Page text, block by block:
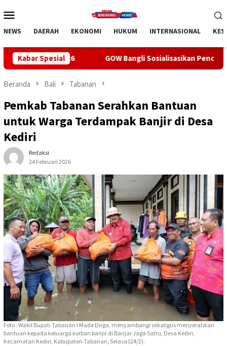
ke
Mobile
NEWS DAERAH EKONOMI HUKUM INTERNASIONAL
Kabar Spesial
GOW Bangli Sosialisasikan Pencegahan Bullying di SMPN
Beranda Bali Tabanan
Pemkab Tabanan Serahkan Bantuan
untuk Warga Terdampak Banjir di Desa
Kediri
Redaksi
24 Februari 2026
Foto : Wakil Bupati Tabanan I Made Dirga, menyambangi sekaligus menyerahkan
bantuan kepada keluarga korban banjir di Banjar Jaga Satru, Desa Kediri,
Kecamatan Kediri, Kabupaten Tabanan, Selasa (24/2).